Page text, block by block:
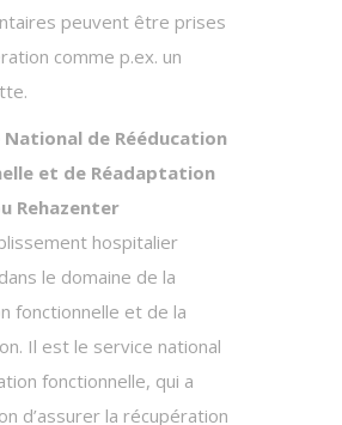
peuvent être prises
comme p.ex. un
National de Rééducation
et de Réadaptation
Rehazenter
hospitalier
le domaine de la
fonctionnelle et de la
Il est le service national
fonctionnelle, qui a
d’assurer la récupération